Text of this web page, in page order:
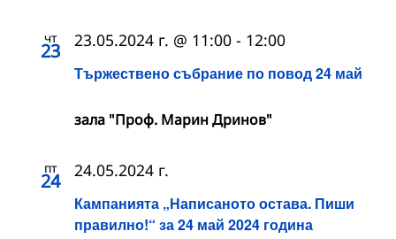
чт
23
Тържествено събрание по повод 24 май
23.05.2024 г. @ 11:00 - 12:00
зала "Проф. Марин Дринов"
пт
24
Кампанията „Написаното остава. Пиши
правилно!“ за 24 май 2024 година
24.05.2024 г.